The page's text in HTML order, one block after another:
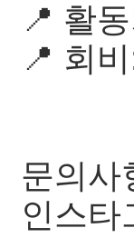
📍 활
📍 회
문의사
인스타